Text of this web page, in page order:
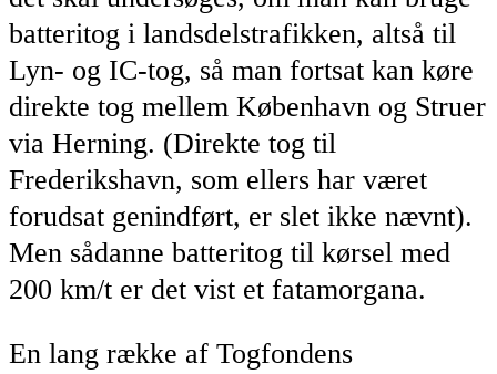
batteritog i landsdelstrafikken, altså til
Lyn- og IC-tog, så man fortsat kan køre
direkte tog mellem København og Struer
via Herning. (Direkte tog til
Frederikshavn, som ellers har været
forudsat genindført, er slet ikke nævnt).
Men sådanne batteritog til kørsel med
200 km/t er det vist et fatamorgana.
En lang række af Togfondens